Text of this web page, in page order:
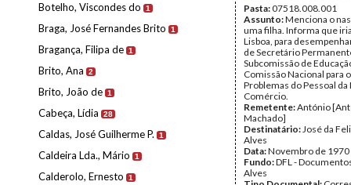
Botelho, Viscondes do 1
Braga, José Fernandes Brito 1
Bragança, Filipa de 1
Brito, Ana 2
Brito, João de 1
Cabeça, Lídia 28
Caldas, José Guilherme P. 1
Caldeira Lda., Mário 1
Calderolo, Ernesto 1
Pasta:07518.008.001
Assunto:Menciona o
uma filha. Informa que
Lisboa, para
de Secretário
Subcomissão de
Comissão Nacional para
Problemas do Pessoal
Comércio.
Remetente:António
Machado]
Destinatário:José da
Alves
Data:Novembro de 1970
Fundo:DFL -
Alves